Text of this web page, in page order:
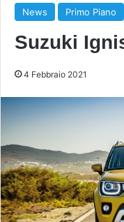
News Primo Piano
Suzuki
4 Febbraio 2021